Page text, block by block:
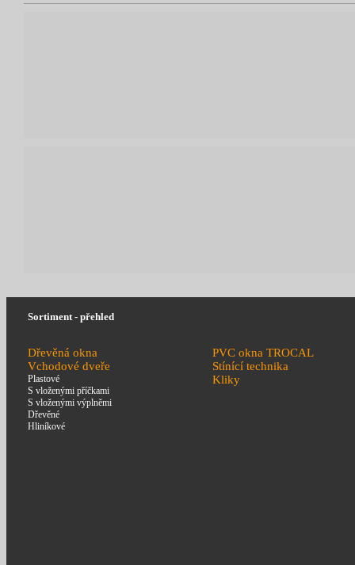
Sortiment - přehled
Dřevěná okna
PVC okna TROCAL
Vchodové dveře
Plastové
S vloženými příčkami
S vloženými výplněmi
Dřevěné
Hliníkové
Stínící technika
Kliky